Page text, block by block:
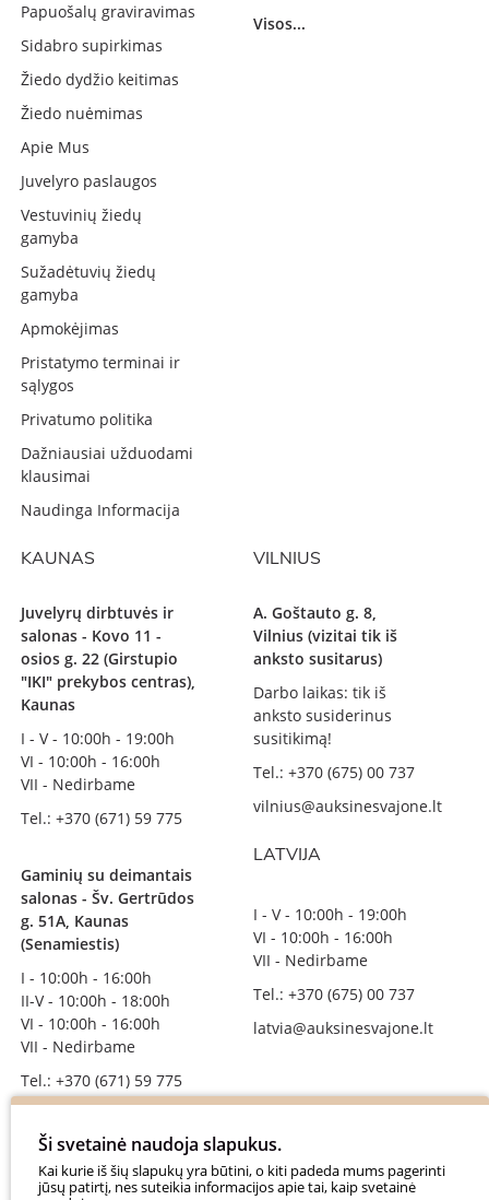
Papuošalų graviravimas
Sidabro supirkimas
Žiedo dydžio keitimas
Žiedo nuėmimas
Apie Mus
Juvelyro paslaugos
Vestuvinių žiedų
gamyba
Sužadėtuvių žiedų
gamyba
Apmokėjimas
Pristatymo terminai ir
sąlygos
Privatumo politika
Dažniausiai užduodami
klausimai
Naudinga Informacija
Visos...
KAUNAS
Juvelyrų dirbtuvės ir
salonas - Kovo 11 -
osios g. 22 (Girstupio
"IKI" prekybos centras),
Kaunas
I - V - 10:00h - 19:00h
VI - 10:00h - 16:00h
VII - Nedirbame
Tel.: +370 (671) 59 775
Gaminių su deimantais
salonas - Šv. Gertrūdos
g. 51A, Kaunas
(Senamiestis)
I - 10:00h - 16:00h
II-V - 10:00h - 18:00h
VI - 10:00h - 16:00h
VII - Nedirbame
Tel.: +370 (671) 59 775
SEKITE MUS
VILNIUS
A. Goštauto g. 8,
Vilnius (vizitai tik iš
anksto susitarus)
Darbo laikas: tik iš
anksto susiderinus
susitikimą!
Tel.: +370 (675) 00 737
vilnius@auksinesvajone.lt
LATVIJA
I - V - 10:00h - 19:00h
VI - 10:00h - 16:00h
VII - Nedirbame
Tel.: +370 (675) 00 737
latvia@auksinesvajone.lt
Ši svetainė naudoja slapukus.
Kai kurie iš šių slapukų yra būtini, o kiti padeda mums pagerinti
jūsų patirtį, nes suteikia informacijos apie tai, kaip svetainė